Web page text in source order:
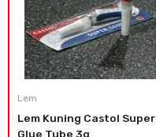
Lem
Lem Kuning Castol Super
Glue Tube 3g